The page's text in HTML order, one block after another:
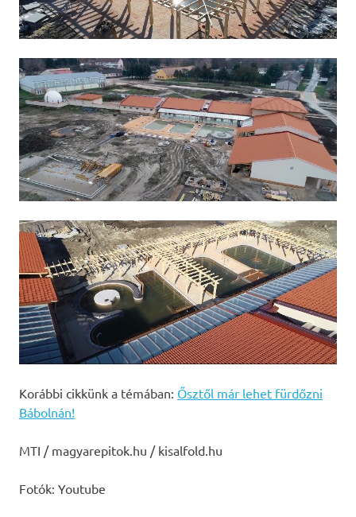
Korábbi cikkünk a témában: Ősztől már lehet fürdőzni
Bábolnán!
MTI / magyarepitok.hu / kisalfold.hu
Fotók: Youtube